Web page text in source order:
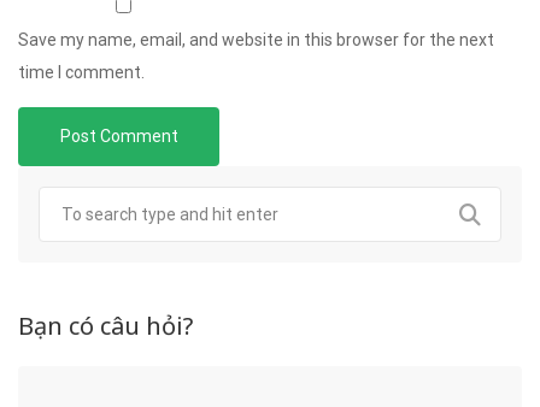
Save my name, email, and website in this browser for the next
time I comment.
Bạn có câu hỏi?